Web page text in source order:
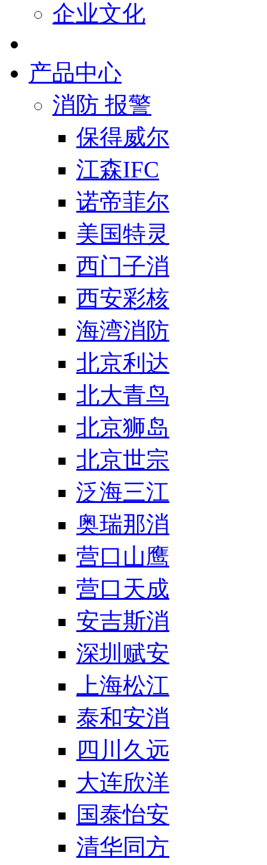
企业文化
产品中心
消防 报警
保得威尔
江森IFC
诺帝菲尔
美国特灵
西门子消
西安彩核
海湾消防
北京利达
北大青鸟
北京狮岛
北京世宗
泛海三江
奥瑞那消
营口山鹰
营口天成
安吉斯消
深圳赋安
上海松江
泰和安消
四川久远
大连欣洋
国泰怡安
清华同方